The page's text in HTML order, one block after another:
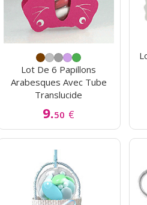
Lot De 6 Papillons
Arabesques Avec Tube
Translucide
9.50 €